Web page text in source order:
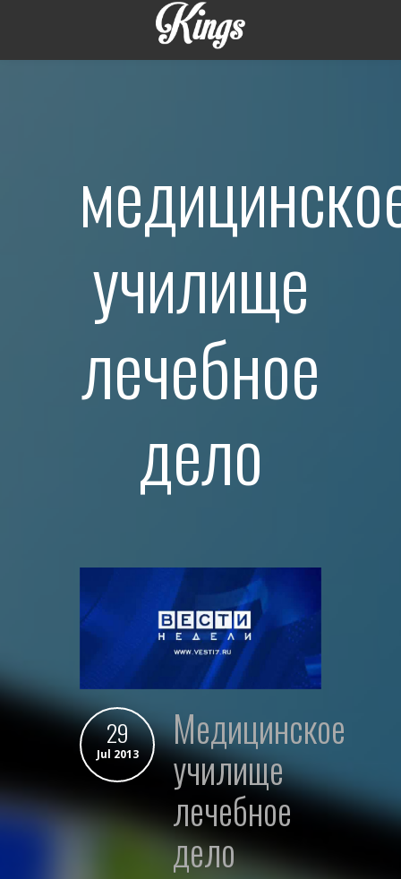
училище
лечебное
дело
29
Jul 2013 медицинское
училище
лечебное
дело